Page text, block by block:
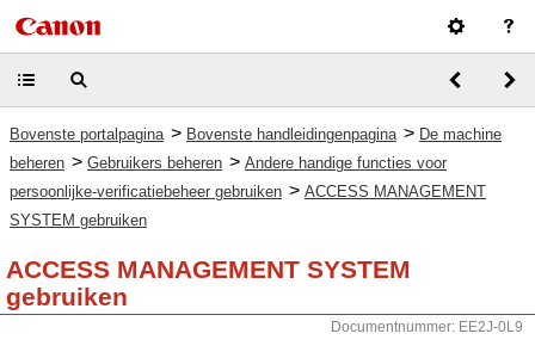
Bovenste portalpagina > Bovenste handleidingenpagina > De machine
beheren > Gebruikers beheren > Andere handige functies voor
persoonlijke-verificatiebeheer gebruiken > ACCESS MANAGEMENT
SYSTEM gebruiken
ACCESS MANAGEMENT SYSTEM
gebruiken
Documentnummer: EE2J-0L9